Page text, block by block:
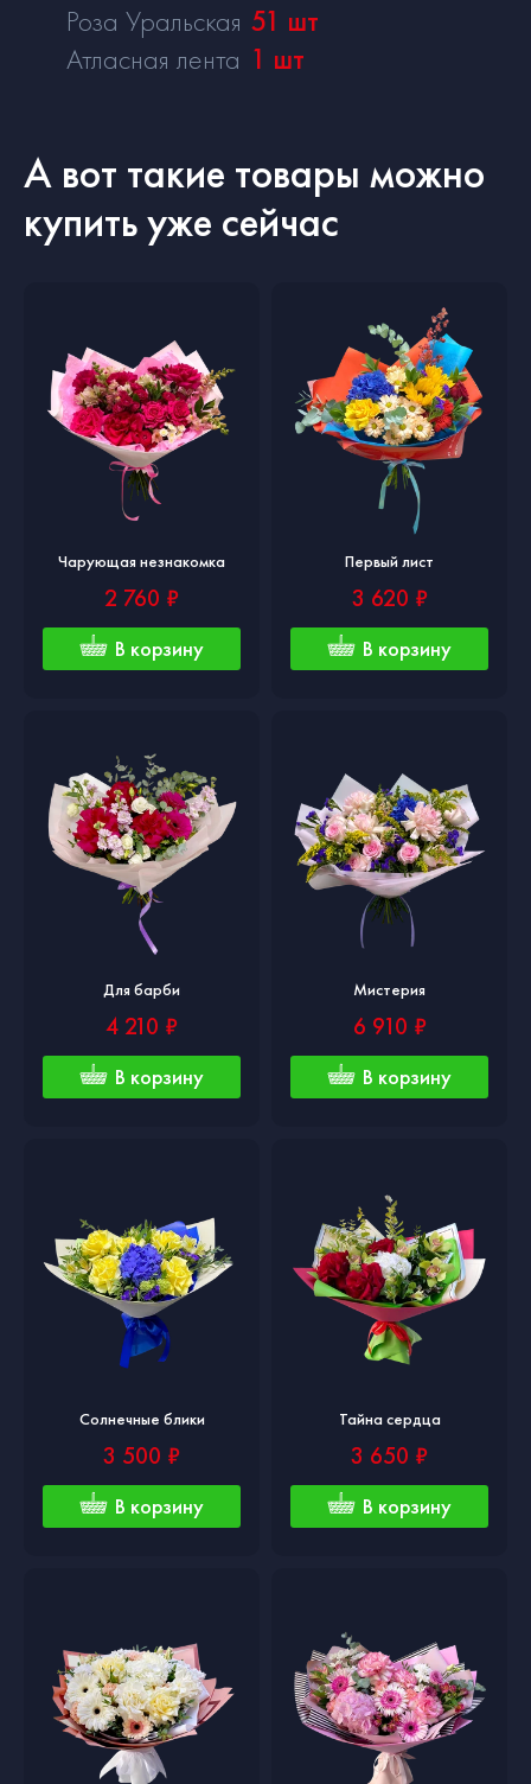
Роза Уральская 51 шт
Атласная лента 1 шт
А вот такие товары можно
купить уже сейчас
Чарующая незнакомка
2 760 ₽
В корзину
Первый лист
3 620 ₽
В корзину
Для барби
4 210 ₽
В корзину
Мистерия
6 910 ₽
В корзину
Солнечные блики
3 500 ₽
В корзину
Тайна сердца
3 650 ₽
В корзину